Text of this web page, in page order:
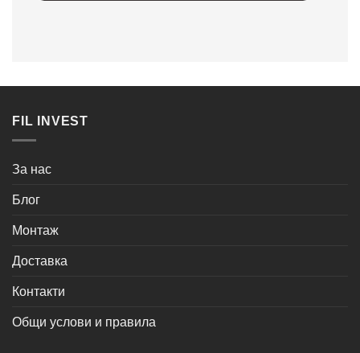
FIL INVEST
За нас
Блог
Монтаж
Доставка
Контакти
Общи услови и правила